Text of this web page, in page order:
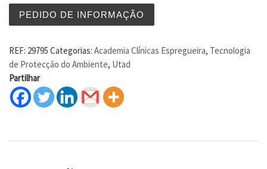
PEDIDO DE INFORMAÇÃO
REF: 29795 Categorias: Academia Clínicas Espregueira, Tecnologia
de Protecção do Ambiente, Utad
Partilhar